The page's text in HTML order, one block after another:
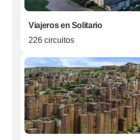
Viajeros en Solitario
226 circuitos